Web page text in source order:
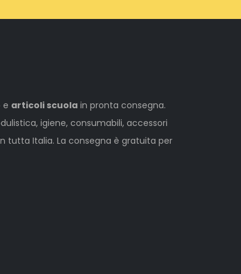
e articoli scuola in pronta consegna.
igiene, consumabili, accessori
tutta Italia. La consegna è gratuita per